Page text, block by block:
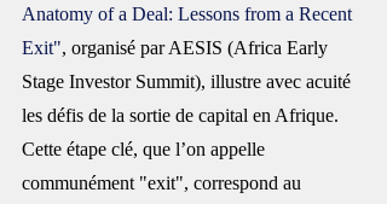
Anatomy of a Deal: Lessons from a Recent
Exit", organisé par AESIS (Africa Early
Stage Investor Summit), illustre avec acuité
les défis de la sortie de capital en Afrique.
Cette étape clé, que l’on appelle
communément "exit", correspond au